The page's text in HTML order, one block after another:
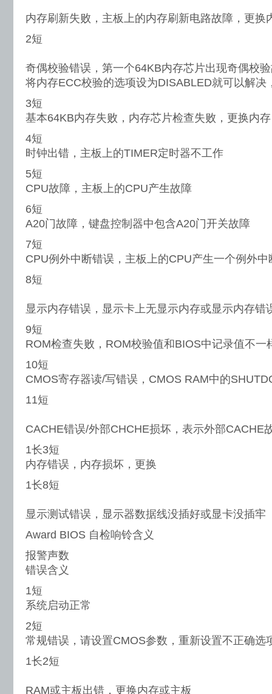
内存刷新失败，主板上的内存刷新电路故障，更换
2短
奇偶校验错误，第一个64KB内存芯片出现奇偶校
将内存ECC校验的选项设为DISABLED就可以解决
3短
基本64KB内存失败，内存芯片检查失败，更换内存
4短
时钟出错，主板上的TIMER定时器不工作
5短
CPU故障，主板上的CPU产生故障
6短
A20门故障，键盘控制器中包含A20门开关故障
7短
CPU例外中断错误，主板上的CPU产生一个例外
8短
显示内存错误，显示卡上无显示内存或显示内存错
9短
ROM检查失败，ROM校验值和BIOS中记录值不一
10短
CMOS寄存器读/写错误，CMOS RAM中的
11短
CACHE错误/外部CHCHE损坏，表示外部CACHE
1长3短
内存错误，内存损坏，更换
1长8短
显示测试错误，显示器数据线没插好或显卡没插牢
Award BIOS 自检响铃含义
报警声数
错误含义
1短
系统启动正常
2短
常规错误，请设置CMOS参数，重新设置不正确选
1长2短
RAM或主板出错，更换内存或主板